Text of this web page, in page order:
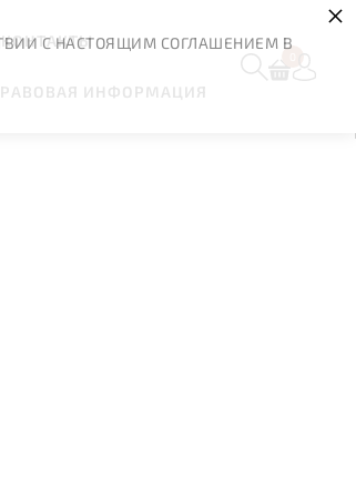
КОНТАКТЫ
ИНФОРМАЦИЯ
С НАСТОЯЩИМ СОГЛАШЕНИЕМ В
×